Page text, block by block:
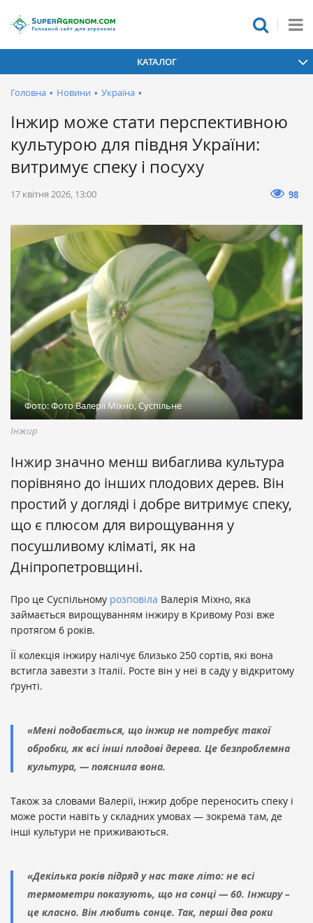
КАТАЛОГ
Головна • Новини • Україна •
Інжир може стати перспективною
культурою для півдня України:
витримує спеку і посуху
17 квітня 2026, 13:00 98
Фото: Фото Валерії Міхно, Суспільне
Інжир
Інжир значно менш вибаглива культура
порівняно до інших плодових дерев. Він
простий у догляді і добре витримує спеку,
що є плюсом для вирощування у
посушливому кліматі, як на
Дніпропетровщині.
​Про це Суспільному розповіла Валерія Міхно, яка
займається вирощуванням інжиру в Кривому Розі вже
протягом 6 років.
ЇЇ колекція інжиру налічує близько 250 сортів, які вона
встигла завезти з Італії. Росте він у неї в саду у відкритому
ґрунті.
«Мені подобається, що інжир не потребує такої
обробки, як всі інші плодові дерева. Це безпроблемна
культура, — пояснила вона.
Також за словами Валерії, інжир добре переносить спеку і
може рости навіть у складних умовах — зокрема там, де
інші культури не приживаються.
«Декілька років підряд у нас таке літо: не всі
термометри показують, що на сонці — 60. Інжиру –
це класно. Він любить сонце. Так, перші два роки